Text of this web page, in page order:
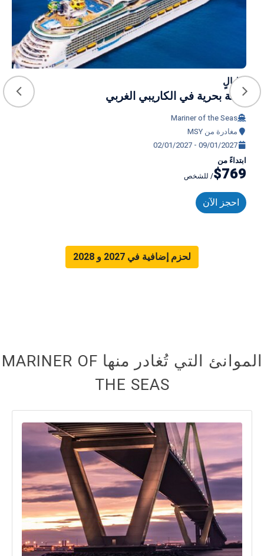
7 ليالٍ
رحلة بحرية في الكاريبي الغربي
Mariner of the Seas
مغادرة من MSY
02/01/2027 - 09/01/2027
ابتداءً من
$769/ للشخص
احجز الآن
لحزم إضافية في 2027 و 2028
الموانئ التي تُغادر منها MARINER OF
THE SEAS